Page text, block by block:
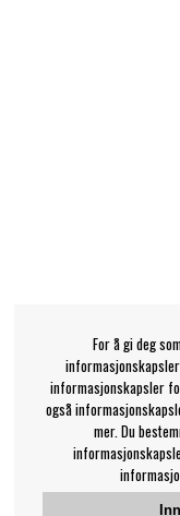
For å gi deg
informasjonskapsler
også
mer. Du